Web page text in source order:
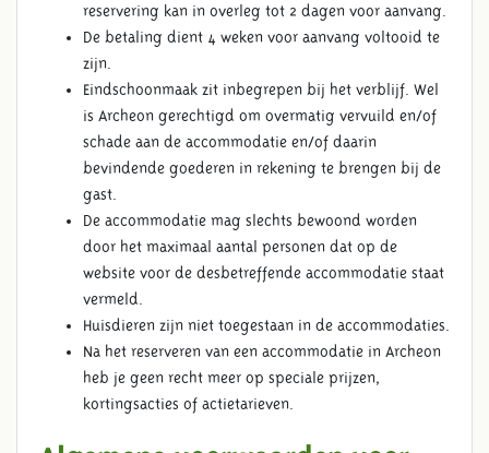
reservering kan in overleg tot 2 dagen voor aanvang.
De betaling dient 4 weken voor aanvang voltooid te
zijn.
Eindschoonmaak zit inbegrepen bij het verblijf. Wel
is Archeon gerechtigd om overmatig vervuild en/of
schade aan de accommodatie en/of daarin
bevindende goederen in rekening te brengen bij de
gast.
De accommodatie mag slechts bewoond worden
door het maximaal aantal personen dat op de
website voor de desbetreffende accommodatie staat
vermeld.
Huisdieren zijn niet toegestaan in de accommodaties.
Na het reserveren van een accommodatie in Archeon
heb je geen recht meer op speciale prijzen,
kortingsacties of actietarieven.